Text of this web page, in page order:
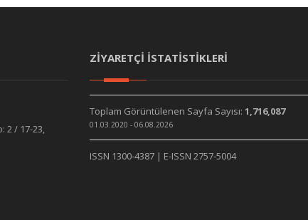
2 / 17-23,
ZİYARETÇİ İSTATİSTİKLERİ
Toplam Görüntülenen Sayfa Sayısı: 1,716,087
01.03.2020 - 06.08.2026
ISSN 1300-4387 | E-ISSN 2757-5004